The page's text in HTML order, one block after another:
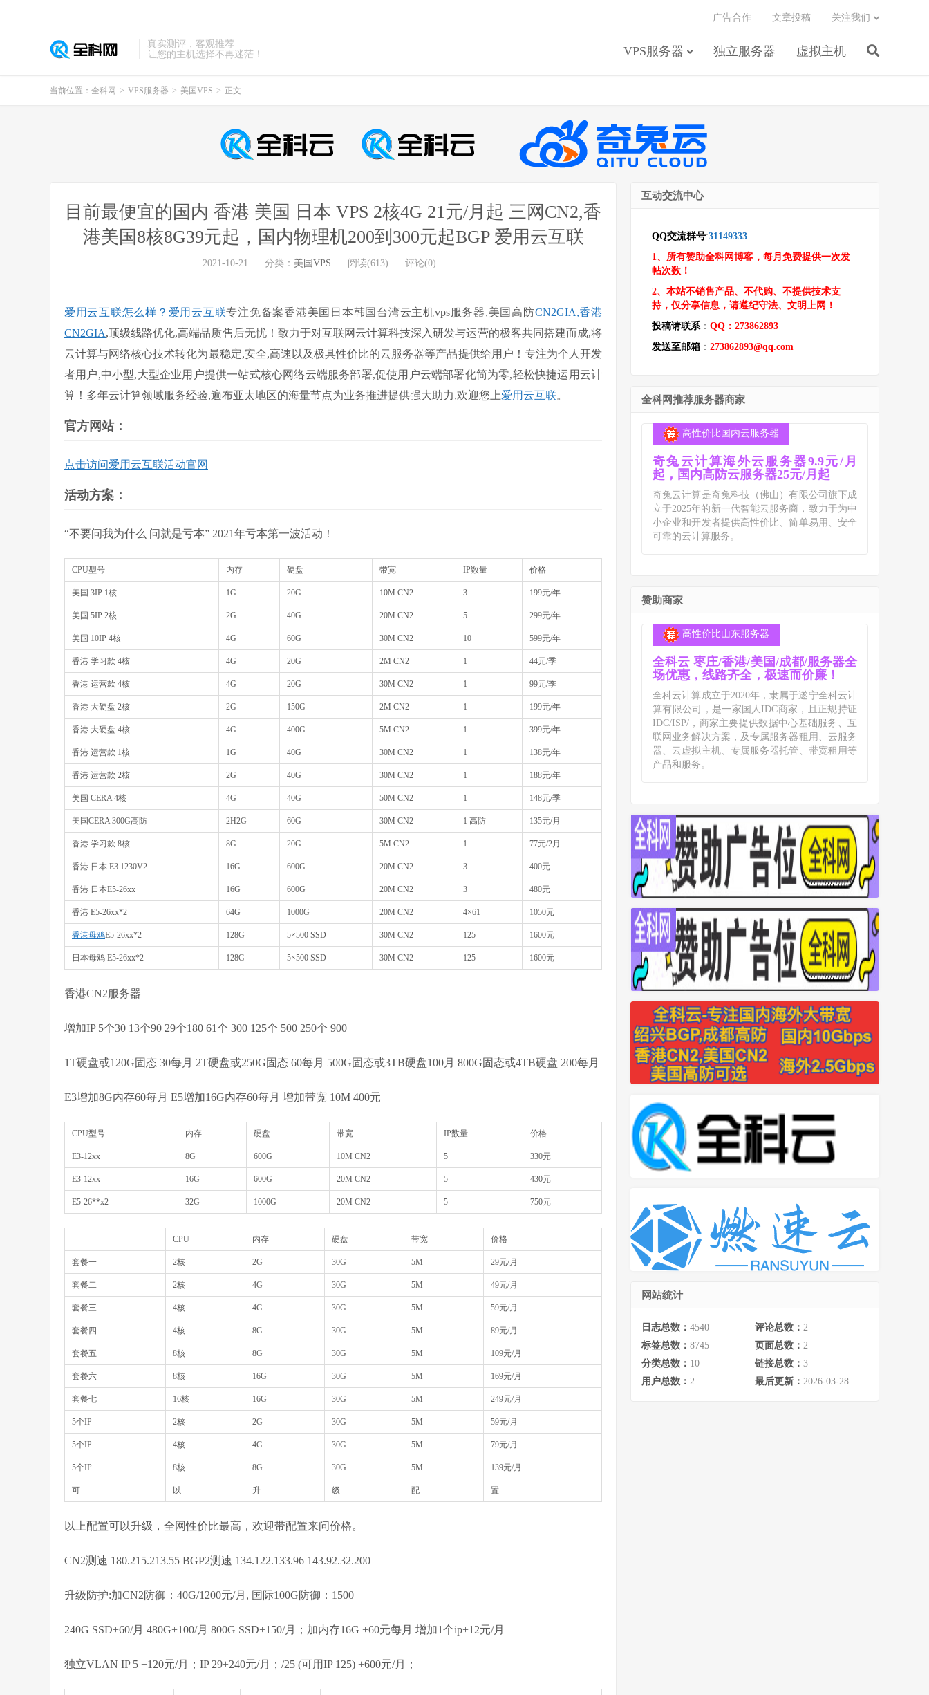
真实测评，客观推荐
让您的主机选择不再迷茫！
VPS服务器 独立服务器 虚拟主机
广告合作 文章投稿 关注我们
当前位置： 全科网 > VPS服务器 > 美国VPS > 正文
目前最便宜的国内 香港 美国 日本 VPS 2核4G 21元/月起 三网CN2,香
港美国8核8G39元起，国内物理机200到300元起BGP 爱用云互联
2021-10-21 分类： 美国VPS 阅读(613) 评论(0)
爱用云互联怎么样？爱用云互联专注免备案香港美国日本韩国台湾云主机vps服务器,美国高防CN2GIA,香港
CN2GIA,顶级线路优化,高端品质售后无忧！致力于对互联网云计算科技深入研发与运营的极客共同搭建而成,将
云计算与网络核心技术转化为最稳定,安全,高速以及极具性价比的云服务器等产品提供给用户！专注为个人开发
者用户,中小型,大型企业用户提供一站式核心网络云端服务部署,促使用户云端部署化简为零,轻松快捷运用云计
算！多年云计算领域服务经验,遍布亚太地区的海量节点为业务推进提供强大助力,欢迎您上爱用云互联。
官方网站：
点击访问爱用云互联活动官网
活动方案：
“不要问我为什么 问就是亏本” 2021年亏本第一波活动！
CPU型号 内存 硬盘 带宽 IP数量 价格
美国 3IP 1核 1G 20G 10M CN2 3 199元/年
美国 5IP 2核 2G 40G 20M CN2 5 299元/年
美国 10IP 4核 4G 60G 30M CN2 10 599元/年
香港 学习款 4核 4G 20G 2M CN2 1 44元/季
香港 运营款 4核 4G 20G 30M CN2 1 99元/季
香港 大硬盘 2核 2G 150G 2M CN2 1 199元/年
香港 大硬盘 4核 4G 400G 5M CN2 1 399元/年
香港 运营款 1核 1G 40G 30M CN2 1 138元/年
香港 运营款 2核 2G 40G 30M CN2 1 188元/年
美国 CERA 4核 4G 40G 50M CN2 1 148元/季
美国CERA 300G高防 2H2G 60G 30M CN2 1 高防 135元/月
香港 学习款 8核 8G 20G 5M CN2 1 77元/2月
香港 日本 E3 1230V2 16G 600G 20M CN2 3 400元
香港 日本E5-26xx 16G 600G 20M CN2 3 480元
香港 E5-26xx*2 64G 1000G 20M CN2 4×61 1050元
香港母鸡E5-26xx*2 128G 5×500 SSD 30M CN2 125 1600元
日本母鸡 E5-26xx*2 128G 5×500 SSD 30M CN2 125 1600元
香港CN2服务器
增加IP 5个30 13个90 29个180 61个 300 125个 500 250个 900
1T硬盘或120G固态 30每月 2T硬盘或250G固态 60每月 500G固态或3TB硬盘100月 800G固态或4TB硬盘 200每月
E3增加8G内存60每月 E5增加16G内存60每月 增加带宽 10M 400元
CPU型号 内存 硬盘 带宽 IP数量 价格
E3-12xx 8G 600G 10M CN2 5 330元
E3-12xx 16G 600G 20M CN2 5 430元
E5-26**x2 32G 1000G 20M CN2 5 750元
CPU 内存 硬盘 带宽 价格
套餐一 2核 2G 30G 5M 29元/月
套餐二 2核 4G 30G 5M 49元/月
套餐三 4核 4G 30G 5M 59元/月
套餐四 4核 8G 30G 5M 89元/月
套餐五 8核 8G 30G 5M 109元/月
套餐六 8核 16G 30G 5M 169元/月
套餐七 16核 16G 30G 5M 249元/月
5个IP 2核 2G 30G 5M 59元/月
5个IP 4核 4G 30G 5M 79元/月
5个IP 8核 8G 30G 5M 139元/月
可 以 升 级 配 置
以上配置可以升级，全网性价比最高，欢迎带配置来问价格。
CN2测速 180.215.213.55 BGP2测速 134.122.133.96 143.92.32.200
升级防护:加CN2防御：40G/1200元/月, 国际100G防御：1500
240G SSD+60/月 480G+100/月 800G SSD+150/月；加内存16G +60元每月 增加1个ip+12元/月
独立VLAN IP 5 +120元/月；IP 29+240元/月；/25 (可用IP 125) +600元/月；
互动交流中心
QQ交流群号:31149333
1、所有赞助全科网博客，每月免费提供一次发
帖次数！
2、本站不销售产品、不代购、不提供技术支
持，仅分享信息，请遵纪守法、文明上网！
投稿请联系： QQ：273862893
发送至邮箱 ： 273862893@qq.com
全科网推荐服务器商家
高性价比国内云服务器
奇兔云计算海外云服务器9.9元/月
起，国内高防云服务器25元/月起
奇兔云计算是奇兔科技（佛山）有限公司旗下成
立于2025年的新一代智能云服务商，致力于为中
小企业和开发者提供高性价比、简单易用、安全
可靠的云计算服务。
赞助商家
高性价比山东服务器
全科云 枣庄/香港/美国/成都/服务器全
场优惠，线路齐全，极速而价廉！
全科云计算成立于2020年，隶属于遂宁全科云计
算有限公司，是一家国人IDC商家，且正规持证
IDC/ISP/，商家主要提供数据中心基础服务、互
联网业务解决方案，及专属服务器租用、云服务
器、云虚拟主机、专属服务器托管、带宽租用等
产品和服务。
网站统计
日志总数： 4540 评论总数： 2
标签总数： 8745 页面总数： 2
分类总数： 10 链接总数： 3
用户总数： 2 最后更新： 2026-03-28